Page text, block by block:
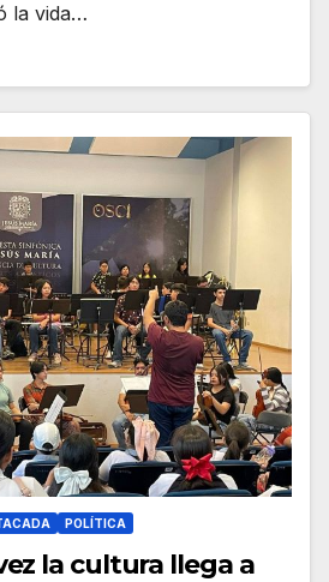
la vida…
POLÍTICA
la cultura llega a